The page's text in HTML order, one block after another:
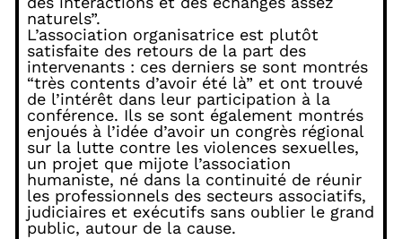
naturels”.
L’association organisatrice est plutôt
satisfaite des retours de la part des
intervenants : ces derniers se sont montrés
“très contents d’avoir été là” et ont trouvé
de l’intérêt dans leur participation à la
conférence. Ils se sont également montrés
enjoués à l’idée d’avoir un congrès régional
sur la lutte contre les violences sexuelles,
un projet que mijote l’association
humaniste, né dans la continuité de réunir
les professionnels des secteurs associatifs,
judiciaires et exécutifs sans oublier le grand
public, autour de la cause.